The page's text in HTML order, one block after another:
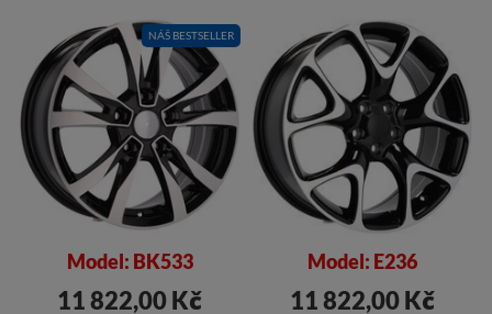
NÁŠ BESTSELLER
Model: BK533
11 822,00 Kč
Model: E236
11 822,00 Kč